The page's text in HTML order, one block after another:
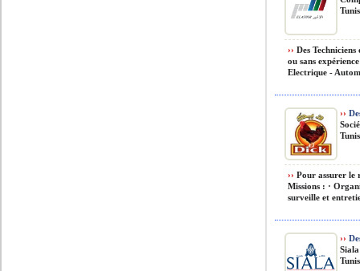
›› Des
ou sans
Electrique -
››
›› Pour assurer le
Missions : ·
surveille et
››